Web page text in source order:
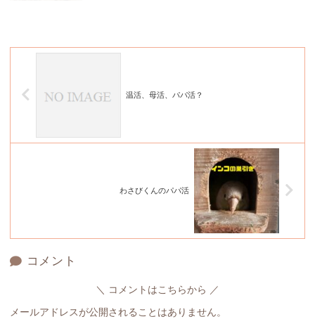
温活、母活、パパ活？
わさびくんのパパ活
コメント
コメントはこちらから
メールアドレスが公開されることはありません。